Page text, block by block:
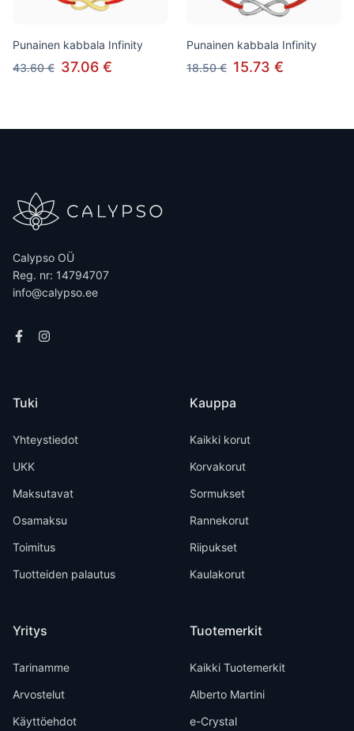
Punainen kabbala Infinity
43.60 € 37.06 €
Punainen kabbala Infinity
18.50 € 15.73 €
Calypso OÜ
Reg. nr: 14794707
info@calypso.ee
Tuki
Yhteystiedot
UKK
Maksutavat
Osamaksu
Toimitus
Tuotteiden palautus
Yritys
Tarinamme
Arvostelut
Käyttöehdot
Kauppa
Kaikki korut
Korvakorut
Sormukset
Rannekorut
Riipukset
Kaulakorut
Tuotemerkit
Kaikki Tuotemerkit
Alberto Martini
e-Crystal